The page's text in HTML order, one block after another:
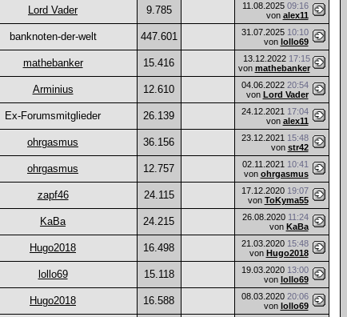
Lord Vader 9.785 11.08.2025 09:16
von alex11
banknoten-der-welt 447.601 31.07.2025 10:10
von lollo69
mathebanker 15.416 13.12.2022 17:15
von mathebanker
Arminius 12.610 04.06.2022 20:54
von Lord Vader
Ex-Forumsmitglieder 26.139 24.12.2021 17:04
von alex11
ohrgasmus 36.156 23.12.2021 15:48
von str42
ohrgasmus 12.757 02.11.2021 10:41
von ohrgasmus
zapf46 24.115 17.12.2020 19:07
von ToKyma55
KaBa 24.215 26.08.2020 11:24
von KaBa
Hugo2018 16.498 21.03.2020 15:48
von Hugo2018
lollo69 15.118 19.03.2020 13:00
von lollo69
Hugo2018 16.588 08.03.2020 20:06
von lollo69